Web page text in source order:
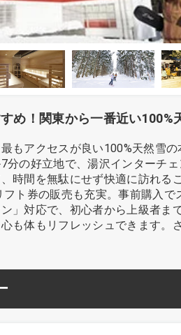
め！関東から一番近い100%
もアクセスが良い100%天然雪
の好立地で、湯沢インターチ
時間を無駄にせず快適に訪れ
ト券の販売も充実。事前購入
」対応で、初心者から上級者
も体もリフレッシュできます